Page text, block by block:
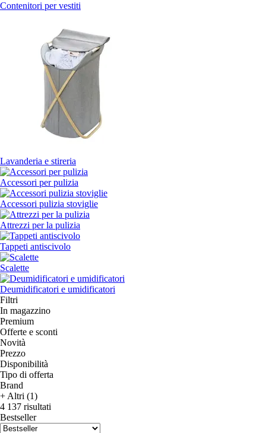
Contenitori per vestiti
Lavanderia e stireria
Accessori per pulizia
Accessori pulizia stoviglie
Attrezzi per la pulizia
Tappeti antiscivolo
Scalette
Deumidificatori e umidificatori
Filtri
In magazzino
Premium
Offerte e sconti
Novità
Prezzo
Disponibilità
Tipo di offerta
Brand
+ Altri (1)
4 137 risultati
Bestseller